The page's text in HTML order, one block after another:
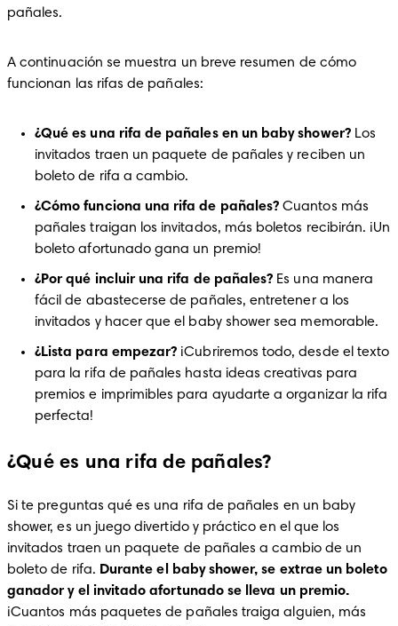
pañales.
A continuación se muestra un breve resumen de cómo
funcionan las rifas de pañales:
¿Qué es una rifa de pañales en un baby shower? Los
invitados traen un paquete de pañales y reciben un
boleto de rifa a cambio.
¿Cómo funciona una rifa de pañales? Cuantos más
pañales traigan los invitados, más boletos recibirán. ¡Un
boleto afortunado gana un premio!
¿Por qué incluir una rifa de pañales? Es una manera
fácil de abastecerse de pañales, entretener a los
invitados y hacer que el baby shower sea memorable.
¿Lista para empezar? ¡Cubriremos todo, desde el texto
para la rifa de pañales hasta ideas creativas para
premios e imprimibles para ayudarte a organizar la rifa
perfecta!
¿Qué es una rifa de pañales?
Si te preguntas qué es una rifa de pañales en un baby
shower, es un juego divertido y práctico en el que los
invitados traen un paquete de pañales a cambio de un
boleto de rifa. Durante el baby shower, se extrae un boleto
ganador y el invitado afortunado se lleva un premio.
¡Cuantos más paquetes de pañales traiga alguien, más